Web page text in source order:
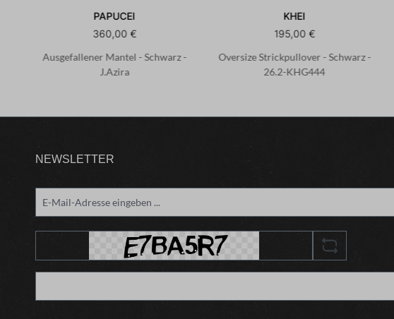
PAPUCEI
360,00 €
Ausgefallener Mantel - Schwarz -
J.Azira
KHEI
195,00 €
Oversize Strickpullover - Schwarz -
26.2-KHG444
NEWSLETTER